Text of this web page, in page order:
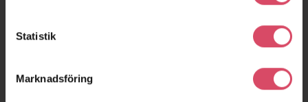
Statistik
Marknadsföring